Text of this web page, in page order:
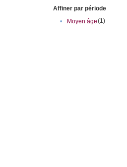
Affiner par période
•
Moyen âge(1)